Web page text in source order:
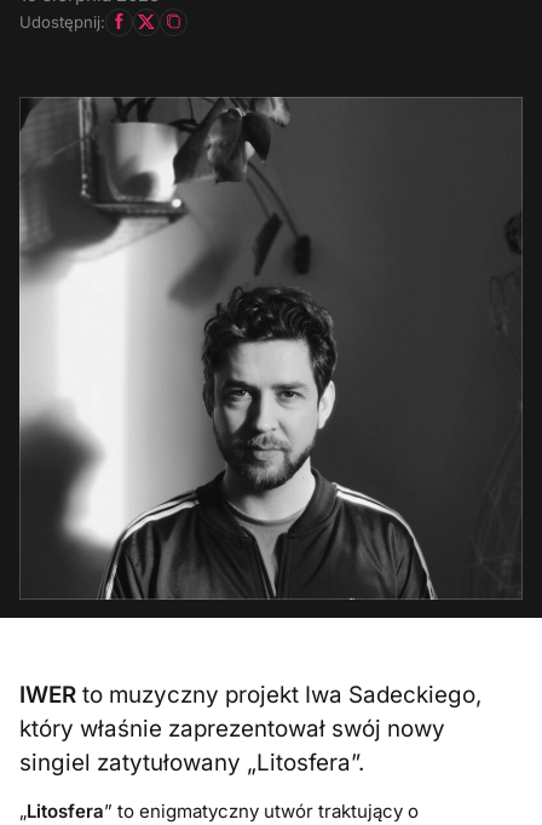
Udostępnij:
IWER to muzyczny projekt Iwa Sadeckiego,
który właśnie zaprezentował swój nowy
singiel zatytułowany „Litosfera”.
„Litosfera” to enigmatyczny utwór traktujący o